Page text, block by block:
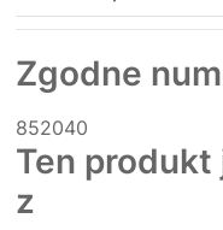
Zgodne
852040
Ten
z